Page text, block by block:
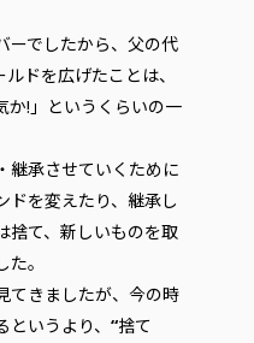
ーでしたから、父の代
ドを広げたことは、
か!」というくらいの一
継承させていくために
ドを変えたり、継承し
捨て、新しいものを取
。
てきましたが、今の時
いうより、 “捨て